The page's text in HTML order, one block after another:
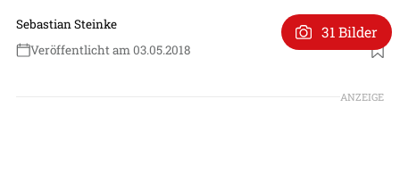
Sebastian Steinke
Veröffentlicht am 03.05.2018
31 Bilder
ANZEIGE